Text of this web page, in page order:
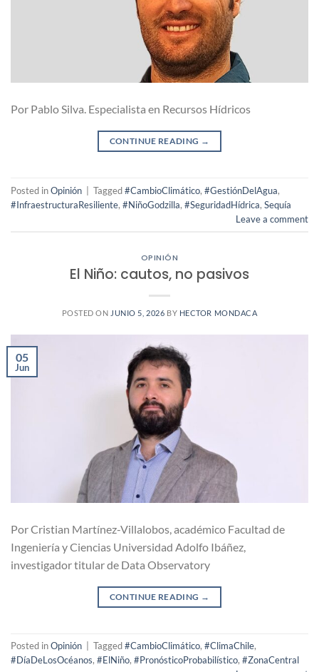
Por Pablo Silva. Especialista en Recursos Hídricos
CONTINUE READING →
Posted inOpinión | Tagged#CambioClimático, #GestiónDelAgua,
#InfraestructuraResiliente, #NiñoGodzilla, #SeguridadHídrica, Sequía
Leave a comment
OPINIÓN
El Niño: cautos, no pasivos
POSTED ON JUNIO 5, 2026 BY HECTOR MONDACA
05
Jun
Por Cristian Martínez-Villalobos, académico Facultad de
Ingeniería y Ciencias Universidad Adolfo Ibáñez,
investigador titular de Data Observatory
CONTINUE READING →
Posted inOpinión Tagged#CambioClimático, #ClimaChile,
#DíaDeLosOcéanos, #ElNiño, #PronósticoProbabilístico, #ZonaCentral